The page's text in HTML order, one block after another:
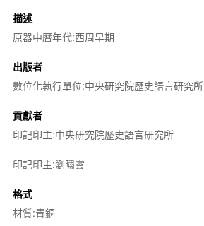
描述
原器中曆年代:西周早期
出版者
數位化執行單位:中央研究院歷史語言研究所
貢獻者
印記印主:中央研究院歷史語言研究所
印記印主:劉㬘雲
格式
材質:青銅